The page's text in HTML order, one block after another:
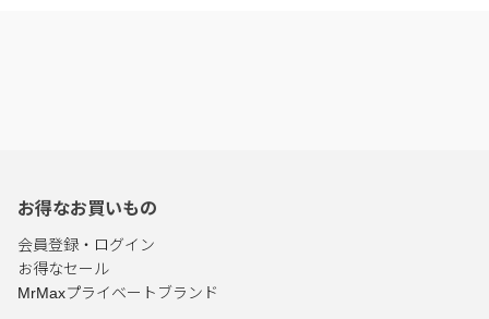
お得なお買いもの
会員登録・ログイン
お得なセール
MrMaxプライベートブランド